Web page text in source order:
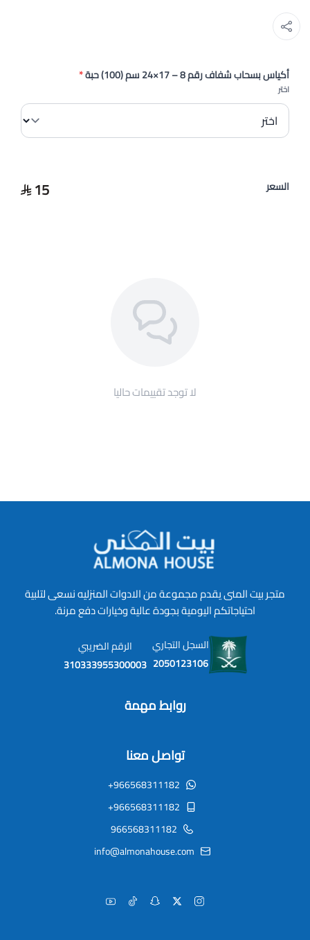
أكياس بسحاب شفاف رقم 8 – 17×24 سم (100) حبة *
اختر
السعر 15
لا توجد تقييمات حاليا
متجر بيت المنى يقدم مجموعة من الادوات المنزليه نسعى لتلبية
احتياجاتكم اليومية بجودة عالية وخيارات دفع مرنة.
السجل التجاري
2050123106
الرقم الضريبي
310333955300003
روابط مهمة
تواصل معنا
+966568311182
+966568311182
966568311182
info@almonahouse.com